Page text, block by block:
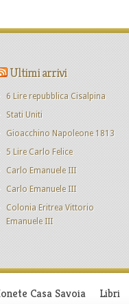
Ultimi arrivi
6 Lire repubblica Cisalpina
Stati Uniti
Gioacchino Napoleone 1813
5 Lire Carlo Felice
Carlo Emanuele III
Carlo Emanuele III
Colonia Eritrea Vittorio
Emanuele III
Casa Savoia Libri